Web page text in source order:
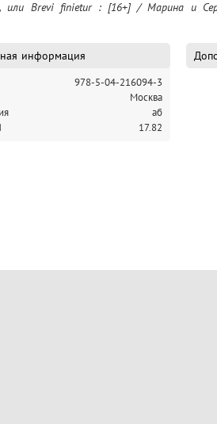
информация
978-5-04-216094-3
Москва
аб
17.82